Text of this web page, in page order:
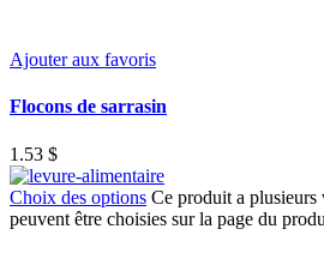
Ajouter aux favoris
Flocons de sarrasin
1.53 $
Choix des options Ce produit a
peuvent être choisies sur la page du